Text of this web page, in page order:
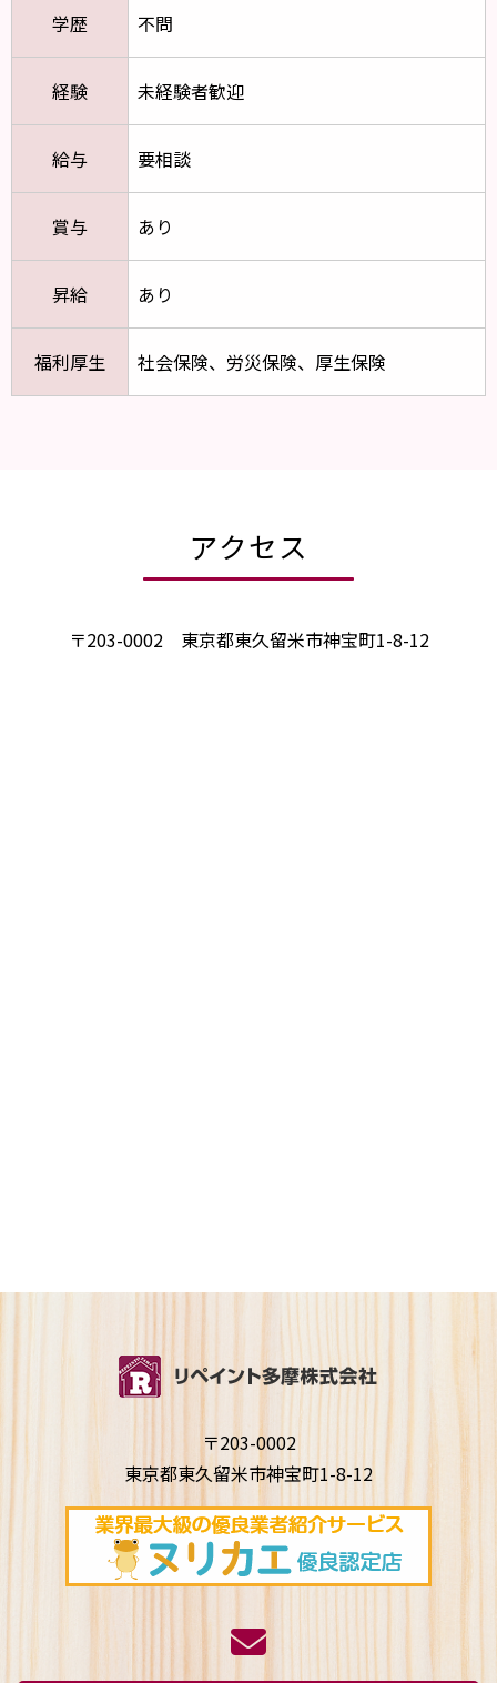
学歴 不問
経験 未経験者歓迎
給与 要相談
賞与 あり
昇給 あり
福利厚生 社会保険、労災保険、厚生保険
アクセス
〒203-0002 東京都東久留米市神宝町1-8-12
〒203-0002
東京都東久留米市神宝町1-8-12